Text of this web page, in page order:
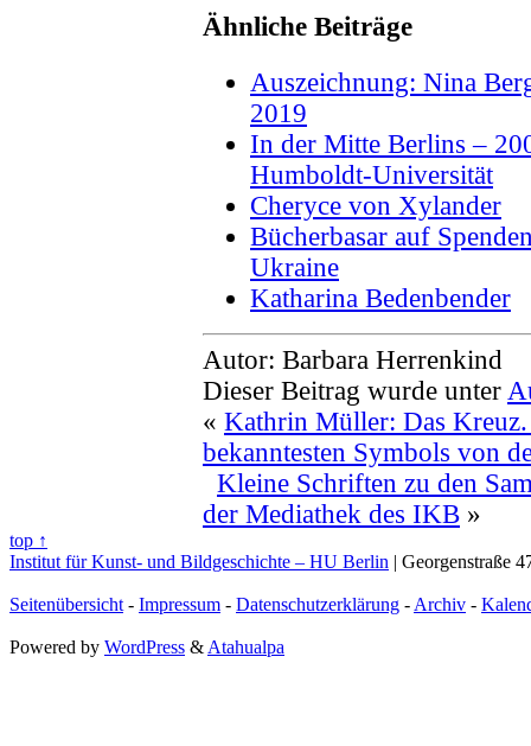
Ähnliche Beiträge
Auszeichnung: Nina
2019
In der Mitte Berlins –
Humboldt-Universität
Cheryce von Xylander
Bücherbasar auf
Ukraine
Katharina Bedenbender
Autor: Barbara Herrenkind
Dieser Beitrag wurde unter
« Kathrin Müller: Das Kreuz.
bekanntesten Symbols von
Kleine Schriften zu den
der Mediathek des IKB »
top ↑
Institut für Kunst- und Bildgeschichte – HU Berlin | Georgenstraße
Seitenübersicht - Impressum - Datenschutzerklärung - Archiv -
Powered by WordPress & Atahualpa